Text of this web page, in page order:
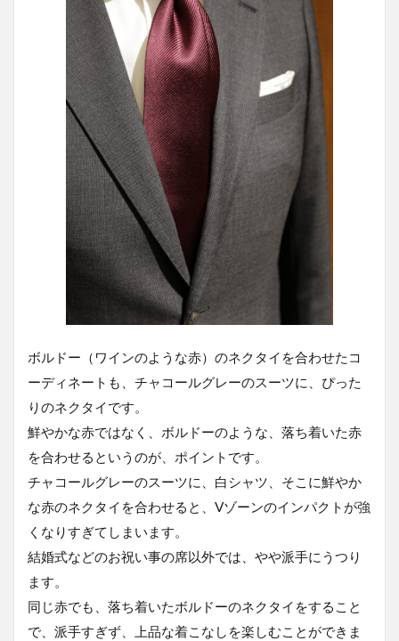
ボルドー（ワインのような赤）のネクタイを合わせたコ
ーディネートも、チャコールグレーのスーツに、ぴった
りのネクタイです。
鮮やかな赤ではなく、ボルドーのような、落ち着いた赤
を合わせるというのが、ポイントです。
チャコールグレーのスーツに、白シャツ、そこに鮮やか
な赤のネクタイを合わせると、Vゾーンのインパクトが強
くなりすぎてしまいます。
結婚式などのお祝い事の席以外では、やや派手にうつり
ます。
同じ赤でも、落ち着いたボルドーのネクタイをすること
で、派手すぎず、上品な着こなしを楽しむことができま